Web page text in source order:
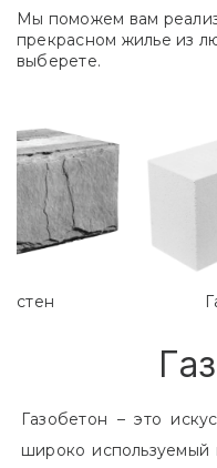
Мы поможем вам
прекрасном жилье из
выберете.
Газобетон – это
широко используемый